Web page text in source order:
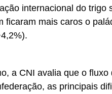
internacional do trigo
ficaram mais caros o
a CNI avalia que o
as principais